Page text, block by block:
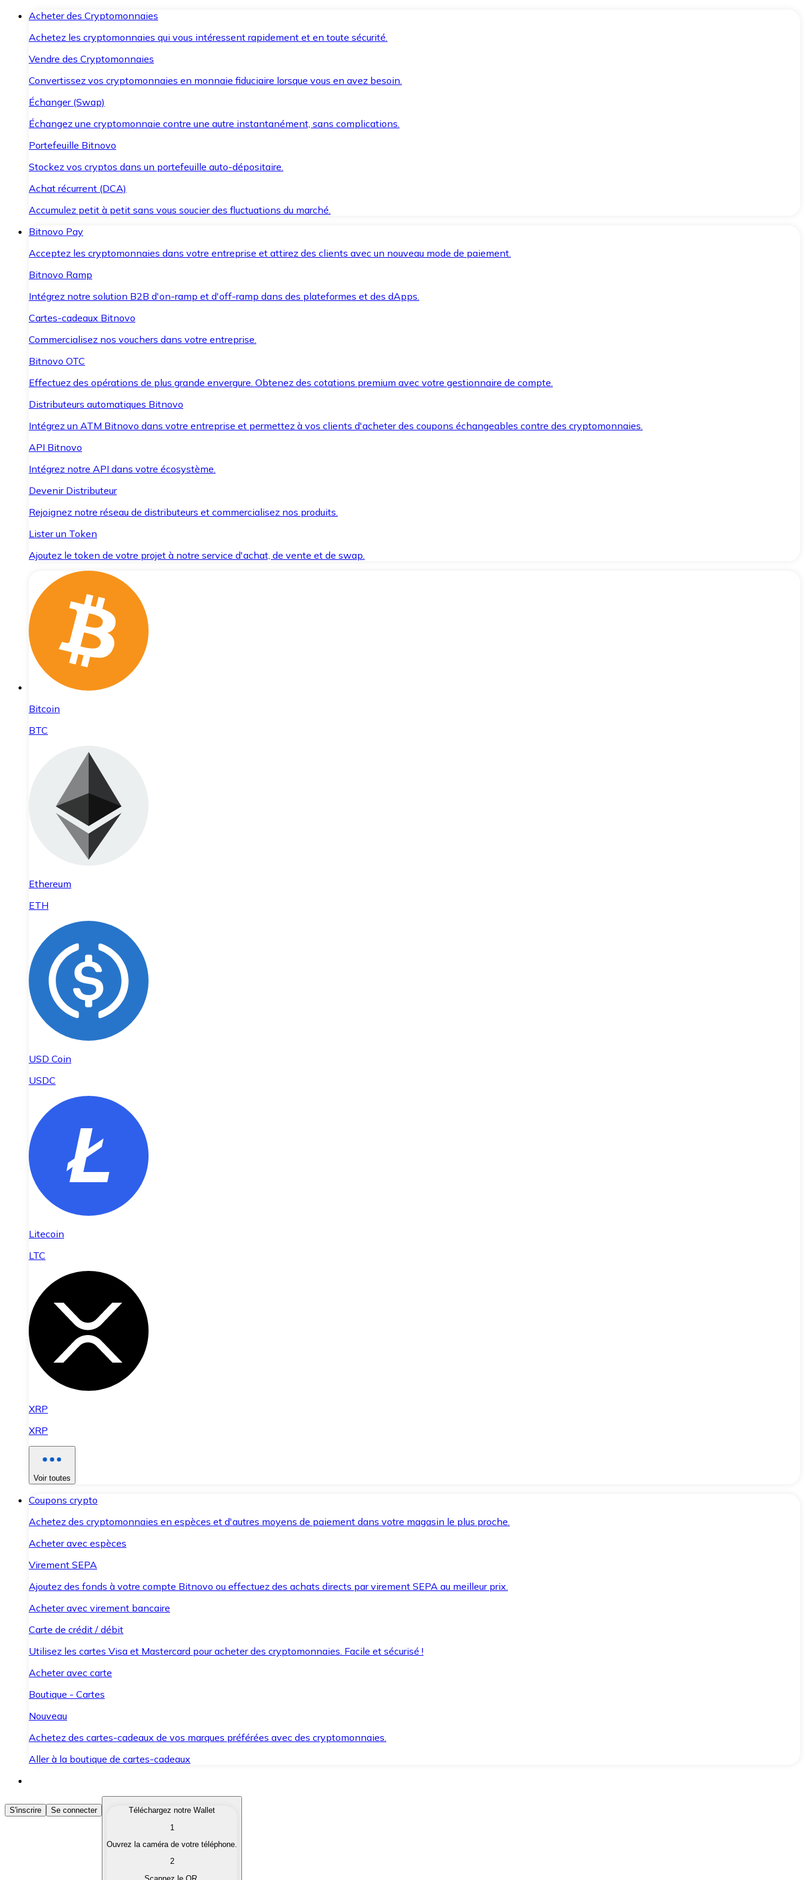
Acheter des Cryptomonnaies
Achetez les cryptomonnaies qui vous intéressent rapidement et en toute sécurité.
Vendre des Cryptomonnaies
Convertissez vos cryptomonnaies en monnaie fiduciaire lorsque vous en avez besoin.
Échanger (Swap)
Échangez une cryptomonnaie contre une autre instantanément, sans complications.
Portefeuille Bitnovo
Stockez vos cryptos dans un portefeuille auto-dépositaire.
Achat récurrent (DCA)
Accumulez petit à petit sans vous soucier des fluctuations du marché.
Bitnovo Pay
Acceptez les cryptomonnaies dans votre entreprise et attirez des clients avec un nouveau mode de paiement.
Bitnovo Ramp
Intégrez notre solution B2B d'on-ramp et d'off-ramp dans des plateformes et des dApps.
Cartes-cadeaux Bitnovo
Commercialisez nos vouchers dans votre entreprise.
Bitnovo OTC
Effectuez des opérations de plus grande envergure. Obtenez des cotations premium avec votre gestionnaire de compte.
Distributeurs automatiques Bitnovo
Intégrez un ATM Bitnovo dans votre entreprise et permettez à vos clients d'acheter des coupons échangeables contre des cryptomonnaies.
API Bitnovo
Intégrez notre API dans votre écosystème.
Devenir Distributeur
Rejoignez notre réseau de distributeurs et commercialisez nos produits.
Lister un Token
Ajoutez le token de votre projet à notre service d'achat, de vente et de swap.
Bitcoin
BTC
Ethereum
ETH
USD Coin
USDC
Litecoin
LTC
XRP
XRP
Voir toutes
Coupons crypto
Achetez des cryptomonnaies en espèces et d'autres moyens de paiement dans votre magasin le plus proche.
Acheter avec espèces
Virement SEPA
Ajoutez des fonds à votre compte Bitnovo ou effectuez des achats directs par virement SEPA au meilleur prix.
Acheter avec virement bancaire
Carte de crédit / débit
Utilisez les cartes Visa et Mastercard pour acheter des cryptomonnaies. Facile et sécurisé !
Acheter avec carte
Boutique - Cartes
Nouveau
Achetez des cartes-cadeaux de vos marques préférées avec des cryptomonnaies.
Aller à la boutique de cartes-cadeaux
Acheter des Cryptomonnaies
Achetez les cryptomonnaies qui vous intéressent rapidement et en toute sécurité.
Convertissez vos cryptomonnaies en monnaie fiduciaire lorsque vous en avez besoin.
S'inscrire Se connecter
Téléchargez notre Wallet
1
Ouvrez la caméra de votre téléphone.
2